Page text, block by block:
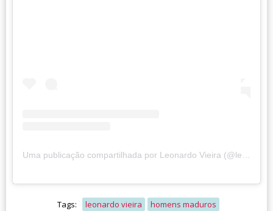
Tags: leonardo vieira homens maduros